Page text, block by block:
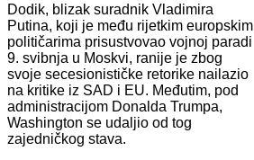
Dodik, blizak suradnik Vladimira
Putina, koji je među rijetkim europskim
političarima prisustvovao vojnoj paradi
9. svibnja u Moskvi, ranije je zbog
svoje secesionističke retorike nailazio
na kritike iz SAD i EU. Međutim, pod
administracijom Donalda Trumpa,
Washington se udaljio od tog
zajedničkog stava.